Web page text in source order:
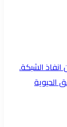
الشبكة.
الحيوية